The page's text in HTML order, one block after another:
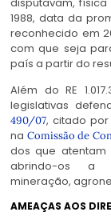
1988, data da
reconhecido em
com que seja
país a partir do
Além do RE
legislativas
490/07, citado por
na Comissão de
dos que atentam
abrindo-os a
mineração,
AMEAÇAS AOS